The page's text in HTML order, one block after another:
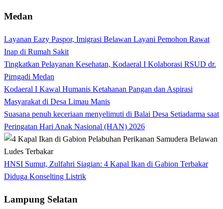
Medan
Layanan Eazy Paspor, Imigrasi Belawan Layani Pemohon Rawat
Inap di Rumah Sakit
Tingkatkan Pelayanan Kesehatan, Kodaeral I Kolaborasi RSUD dr.
Pirngadi Medan‎
Kodaeral I Kawal Humanis Ketahanan Pangan dan Aspirasi
Masyarakat di Desa Limau Manis
Suasana penuh keceriaan menyelimuti di Balai Desa Setiadarma saat
Peringatan Hari Anak Nasional (HAN) 2026
HNSI Sumut, Zulfahri Siagian: 4 Kapal Ikan di Gabion Terbakar
Diduga Konselting Listrik
Lampung Selatan